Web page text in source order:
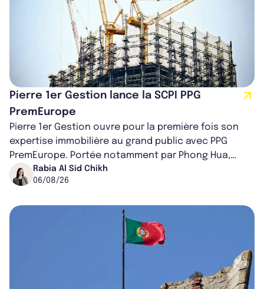
Pierre 1er Gestion lance la SCPI PPG
PremEurope
Pierre 1er Gestion ouvre pour la première fois son
expertise immobilière au grand public avec PPG
PremEurope. Portée notamment par Phong Hua,
ancien directeur des investissements d...
Rabia Al Sid Chikh
06/08/26